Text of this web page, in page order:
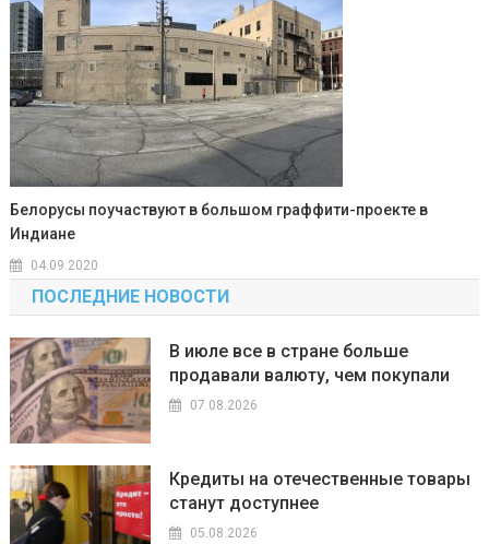
Белорусы поучаствуют в большом граффити-проекте в
Индиане
04.09.2020
ПОСЛЕДНИЕ НОВОСТИ
В июле все в стране больше
продавали валюту, чем покупали
07.08.2026
Кредиты на отечественные товары
станут доступнее
05.08.2026